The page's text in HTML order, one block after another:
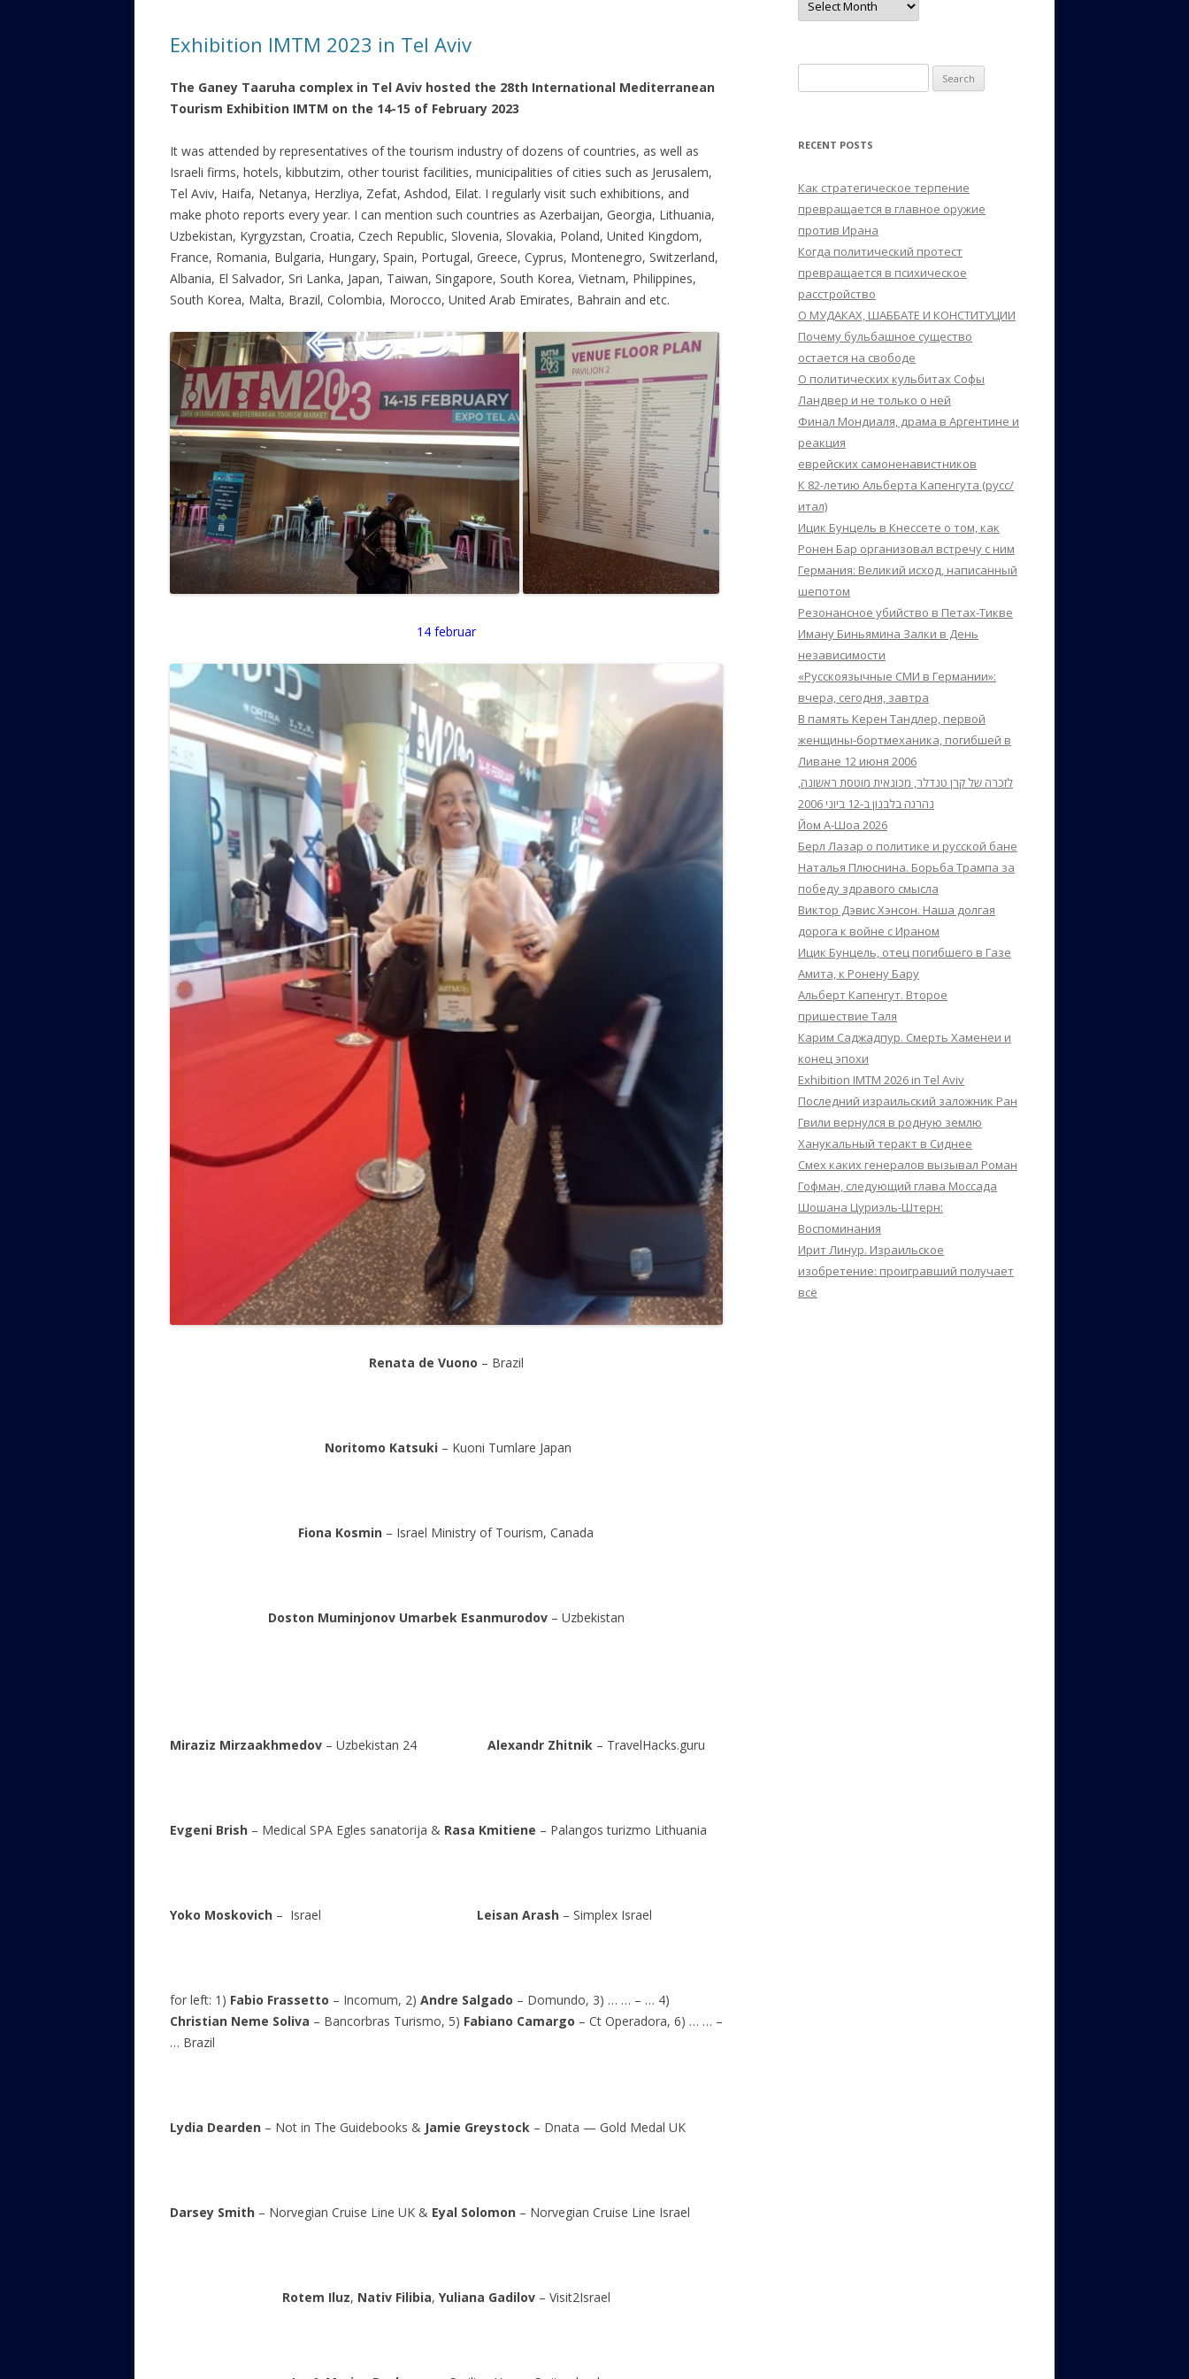
КАЛИНКОВИЧАХ СЕЙЧАС
ОЗАРИЧИ
САЙТУ
ОТЗЫВЫ, ПРЕДЛОЖЕНИЯ,
УТОЧНЕНИЯ, ДОПОЛНЕНИЯ
КТО КОГО ИЩЕТ
Exhibition IMTM 2023 in Tel Aviv
The Ganey Taaruha complex in Tel Aviv hosted the 28th International Mediterranean
Tourism Exhibition IMTM on the 14-15 of February 2023
It was attended by representatives of the tourism industry of dozens of countries, as well as
Israeli firms, hotels, kibbutzim, other tourist facilities, municipalities of cities such as Jerusalem,
Tel Aviv, Haifa, Netanya, Herzliya, Zefat, Ashdod, Eilat. I regularly visit such exhibitions, and
make photo reports every year. I can mention such countries as Azerbaijan, Georgia, Lithuania,
Uzbekistan, Kyrgyzstan, Croatia, Czech Republic, Slovenia, Slovakia, Poland, United Kingdom,
France, Romania, Bulgaria, Hungary, Spain, Portugal, Greece, Cyprus, Montenegro, Switzerland,
Albania, El Salvador, Sri Lanka, Japan, Taiwan, Singapore, South Korea, Vietnam, Philippines,
South Korea, Malta, Brazil, Colombia, Morocco, United Arab Emirates, Bahrain and etc.
14 februar
Renata de Vuono – Brazil
Noritomo Katsuki– Kuoni Tumlare Japan
Fiona Kosmin – Israel Ministry of Tourism, Canada
Doston Muminjonov Umarbek Esanmurodov– Uzbekistan
Miraziz Mirzaakhmedov – Uzbekistan 24 Alexandr Zhitnik – TravelHacks.guru
Evgeni Brish – Medical SPA Egles sanatorija & Rasa Kmitiene – Palangos turizmo Lithuania
Yoko Moskovich – Israel Leisan Arash – Simplex Israel
for left: 1) Fabio Frassetto – Incomum, 2) Andre Salgado – Domundo, 3) … … – … 4)
Christian Neme Soliva – Bancorbras Turismo, 5) Fabiano Camargo – Ct Operadora, 6) … … –
… Brazil
Lydia Dearden – Not in The Guidebooks & Jamie Greystock – Dnata — Gold Medal UK
Darsey Smith – Norvegian Cruise Line UK & Eyal Solomon – Norvegian Cruise Line Israel
Rotem Iluz, Nativ Filibia, Yuliana Gadilov– Visit2Israel
for:
RECENT POSTS
Как стратегическое терпение
превращается в главное оружие
против Ирана
Когда политический протест
превращается в психическое
расстройство
О МУДАКАХ, ШАББАТЕ И КОНСТИТУЦИИ
Почему бульбашное существо
остается на свободе
О политических кульбитах Софы
Ландвер и не только о ней
Финал Мондиаля, драма в Аргентине и
реакция
еврейских самоненавистников
К 82-летию Альберта Капенгута (русс/
итал)
Ицик Бунцель в Кнессете о том, как
Ронен Бар организовал встречу с ним
Германия: Великий исход, написанный
шепотом
Резонансное убийство в Петах-Тикве
Иману Биньямина Залки в День
независимости
«Русскоязычные СМИ в Германии»:
вчера, сегодня, завтра
В память Керен Тандлер, первой
женщины-бортмеханика, погибшей в
Ливане 12 июня 2006
לזכרה של קרן טנדלר, מכונאית מוטסת ראשונה,
נהרגה בלבנון ב-12 ביוני 2006
Йом А-Шоа 2026
Берл Лазар о политике и русской бане
Наталья Плюснина. Борьба Трампа за
победу здравого смысла
Виктор Дэвис Хэнсон. Наша долгая
дорога к войне с Ираном
Ицик Бунцель, отец погибшего в Газе
Амита, к Ронену Бару
Альберт Капенгут. Второе
пришествие Таля
Карим Саджадпур. Смерть Хаменеи и
конец эпохи
Exhibition IMTM 2026 in Tel Aviv
Последний израильский заложник Ран
Гвили вернулся в родную землю
Ханукальный теракт в Сиднее
Смех каких генералов вызывал Роман
Гофман, следующий глава Моссада
Шошана Цуриэль-Штерн:
Воспоминания
Ирит Линур. Израильское
изобретение: проигравший получает
всё